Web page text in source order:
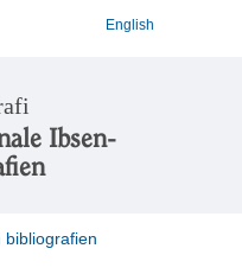
English
Ibsen-
bibliografien